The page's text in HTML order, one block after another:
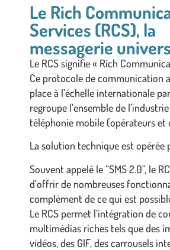
Le Rich
Services (RCS), la
messagerie
Le RCS signifie « Rich
Ce protocole de communication
place à l’échelle internationale
regroupe l’ensemble de
téléphonie mobile (opérateurs et
La solution technique est opérée
Souvent appelé le “SMS 2.0”, le
d’offrir de nombreuses
complément de ce qui est
Le RCS permet l’intégration de
multimédias riches tels que des
vidéos, des GIF, des carrousels